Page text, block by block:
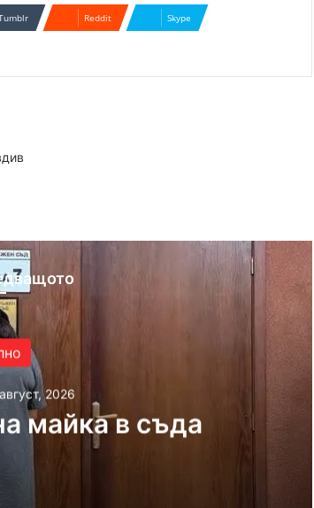
Reddit Skype
2026
майка в съда